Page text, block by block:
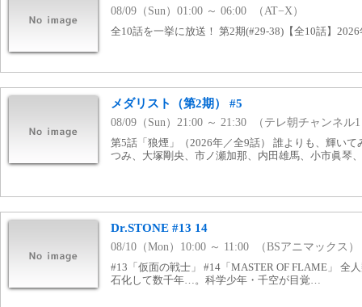
08/09（Sun）01:00 ～ 06:00 （AT−X）
全10話を一挙に放送！ 第2期(#29-38)【全10話】
メダリスト（第2期） #5
08/09（Sun）21:00 ～ 21:30 （テレ朝チャンネル
第5話「狼煙」（2026年／全9話） 誰よりも、輝い
つみ、大塚剛央、市ノ瀬加那、内田雄馬、小市眞琴
Dr.STONE #13 14
08/10（Mon）10:00 ～ 11:00 （BSアニマックス）
#13「仮面の戦士」 #14「MASTER OF FLAME」 全
石化して数千年…。科学少年・千空が目覚…